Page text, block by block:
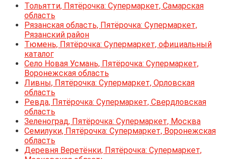
Тольятти, Пятёрочка: Супермаркет, Самарская
область
Рязанская область, Пятёрочка: Супермаркет,
Рязанский район
Тюмень, Пятёрочка: Супермаркет, официальный
каталог
Село Новая Усмань, Пятёрочка: Супермаркет,
Воронежская область
Ливны, Пятёрочка: Супермаркет, Орловская
область
Ревда, Пятёрочка: Супермаркет, Свердловская
область
Зеленоград, Пятёрочка: Супермаркет, Москва
Семилуки, Пятёрочка: Супермаркет, Воронежская
область
Деревня Веретёнки, Пятёрочка: Супермаркет,